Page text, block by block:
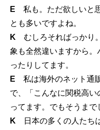
E 私も。ただ欲しいと
とも多いですよね。
K むしろそればっかり
象も全然違いますから
ったりしてます。
E 私は海外のネット通
で、「こんなに関税高
ってます。でもそうまで
K 日本の多くの人たち